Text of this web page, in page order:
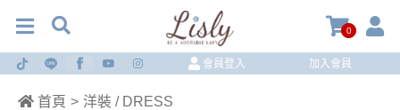
0
會員登入 加入會員
首頁 > 洋裝 / DRESS